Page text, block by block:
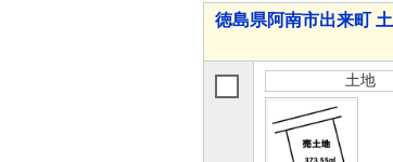
徳島県阿南市出来町
土地